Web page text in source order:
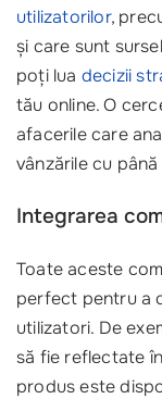
utilizatorilor,
și care sunt
poți lua decizii
tău online. O
afacerile care
vânzările cu până
Integrarea
Toate aceste
perfect pentru a
utilizatori. De
să fie reflectate
produs este